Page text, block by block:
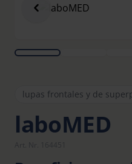
lupas frontales y de
laboMED